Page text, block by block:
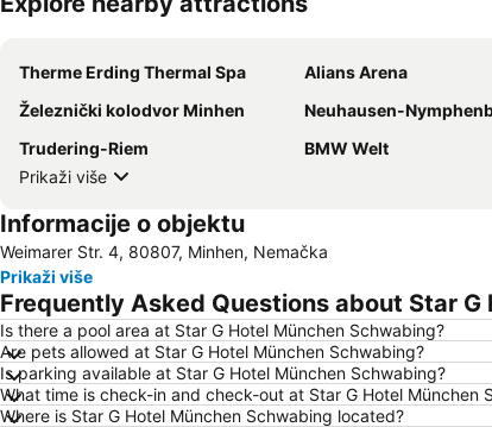
Therme Erding Thermal Spa Alians Arena
Železnički kolodvor Minhen
Neuhausen-
Trudering-Riem
BMW Welt
Prikaži više
Informacije o objektu
Weimarer Str. 4, 80807, Minhen, Nemačka
Prikaži više
Frequently Asked Questions about Star
Is there a pool area at Star G Hotel München Schwabing?
Are pets allowed at Star G Hotel München Schwabing?
Is parking available at Star G Hotel München Schwabing?
What time is check-in and check-out at Star G Hotel München
Where is Star G Hotel München Schwabing located?